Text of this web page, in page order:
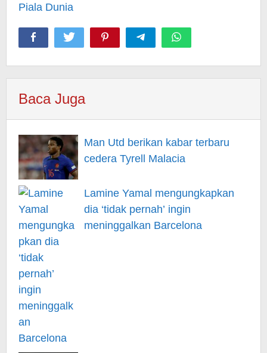
Piala Dunia
Baca Juga
Man Utd berikan kabar terbaru
cedera Tyrell Malacia
Lamine Yamal mengungkapkan
dia ‘tidak pernah’ ingin
meninggalkan Barcelona